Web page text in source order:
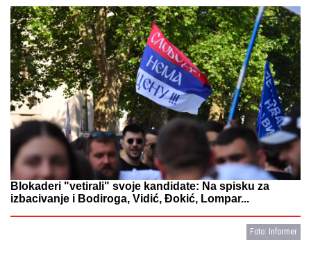
Foto: Informer
Blokaderi "vetirali" svoje kandidate: Na spisku za
izbacivanje i Bodiroga, Vidić, Đokić, Lompar...